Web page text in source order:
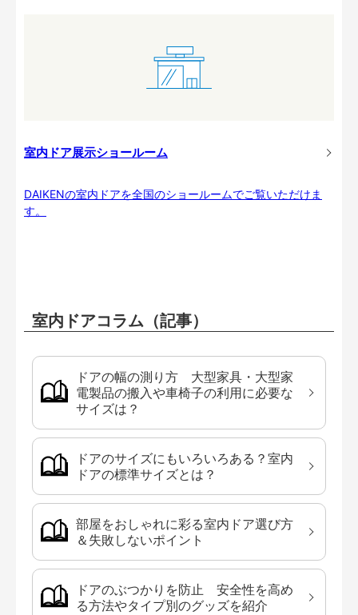
室内ドア展示ショールーム
DAIKENの室内ドアを全国のショールームでご覧いただけま
す。
室内ドアコラム（記事）
ドアの幅の測り方 大型家具・大型家
電製品の搬入や車椅子の利用に必要な
サイズは？
ドアのサイズにもいろいろある？室内
ドアの標準サイズとは？
部屋をおしゃれに彩る室内ドア選び方
＆失敗しないポイント
ドアのぶつかりを防止 安全性を高め
る方法やタイプ別のグッズを紹介